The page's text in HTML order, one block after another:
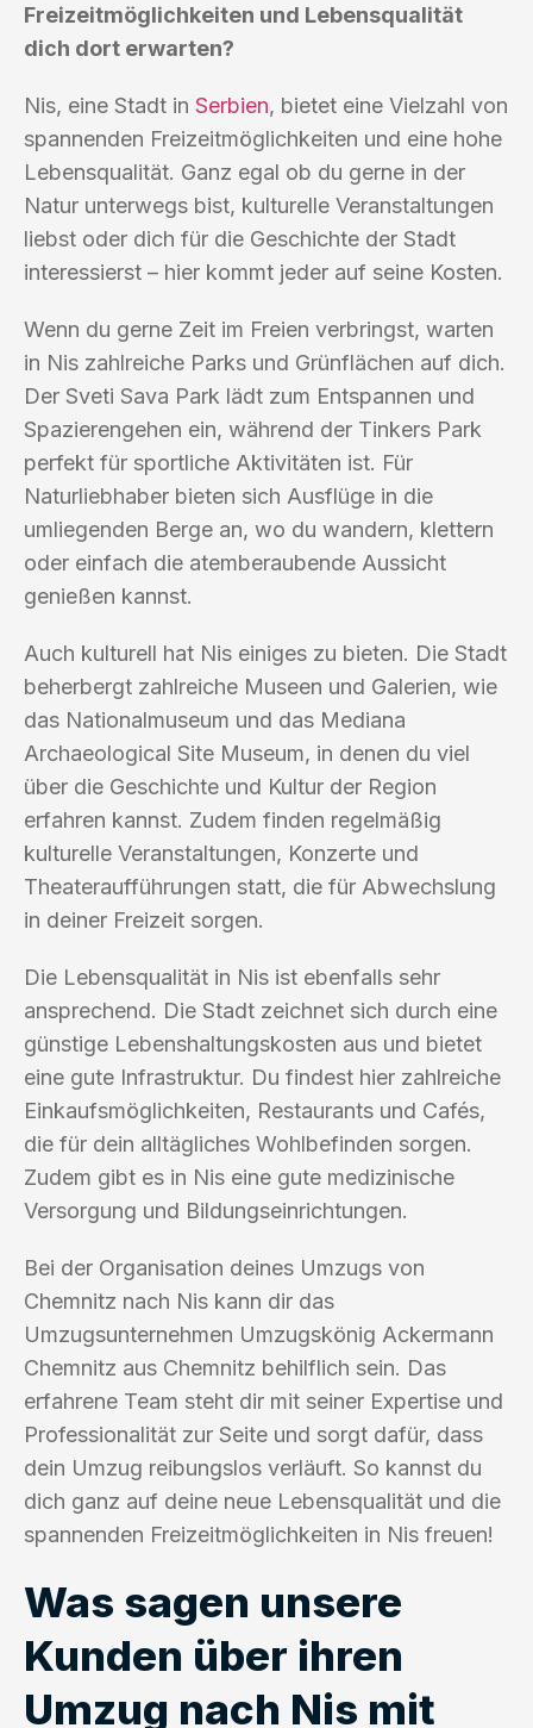
Freizeitmöglichkeiten und Lebensqualität
dich dort erwarten?
Nis, eine Stadt in Serbien, bietet eine Vielzahl von
spannenden Freizeitmöglichkeiten und eine hohe
Lebensqualität. Ganz egal ob du gerne in der
Natur unterwegs bist, kulturelle Veranstaltungen
liebst oder dich für die Geschichte der Stadt
interessierst – hier kommt jeder auf seine Kosten.
Wenn du gerne Zeit im Freien verbringst, warten
in Nis zahlreiche Parks und Grünflächen auf dich.
Der Sveti Sava Park lädt zum Entspannen und
Spazierengehen ein, während der Tinkers Park
perfekt für sportliche Aktivitäten ist. Für
Naturliebhaber bieten sich Ausflüge in die
umliegenden Berge an, wo du wandern, klettern
oder einfach die atemberaubende Aussicht
genießen kannst.
Auch kulturell hat Nis einiges zu bieten. Die Stadt
beherbergt zahlreiche Museen und Galerien, wie
das Nationalmuseum und das Mediana
Archaeological Site Museum, in denen du viel
über die Geschichte und Kultur der Region
erfahren kannst. Zudem finden regelmäßig
kulturelle Veranstaltungen, Konzerte und
Theateraufführungen statt, die für Abwechslung
in deiner Freizeit sorgen.
Die Lebensqualität in Nis ist ebenfalls sehr
ansprechend. Die Stadt zeichnet sich durch eine
günstige Lebenshaltungskosten aus und bietet
eine gute Infrastruktur. Du findest hier zahlreiche
Einkaufsmöglichkeiten, Restaurants und Cafés,
die für dein alltägliches Wohlbefinden sorgen.
Zudem gibt es in Nis eine gute medizinische
Versorgung und Bildungseinrichtungen.
Bei der Organisation deines Umzugs von
Chemnitz nach Nis kann dir das
Umzugsunternehmen Umzugskönig Ackermann
Chemnitz aus Chemnitz behilflich sein. Das
erfahrene Team steht dir mit seiner Expertise und
Professionalität zur Seite und sorgt dafür, dass
dein Umzug reibungslos verläuft. So kannst du
dich ganz auf deine neue Lebensqualität und die
spannenden Freizeitmöglichkeiten in Nis freuen!
Was sagen unsere
Kunden über ihren
Umzug nach Nis mit